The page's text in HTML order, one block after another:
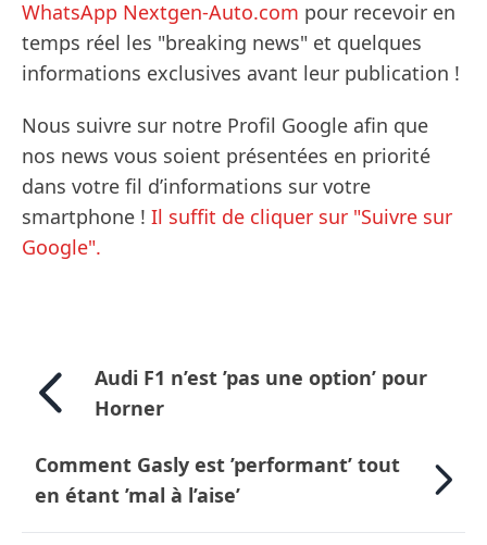
WhatsApp Nextgen-Auto.com pour recevoir en
temps réel les "breaking news" et quelques
informations exclusives avant leur publication !
Nous suivre sur notre Profil Google afin que
nos news vous soient présentées en priorité
dans votre fil d’informations sur votre
smartphone ! Il suffit de cliquer sur "Suivre sur
Google".
Audi F1 n’est ’pas une option’ pour
Horner
Comment Gasly est ’performant’ tout
en étant ’mal à l’aise’